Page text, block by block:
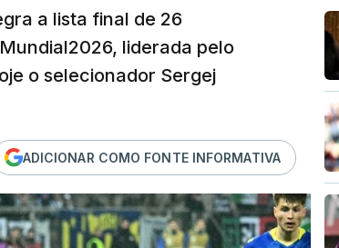
a lista final de 26
liderada pelo
o selecionador Sergej
ADICIONAR COMO FONTE INFORMATIVA